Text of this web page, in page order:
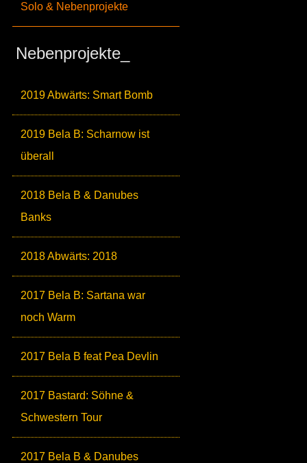
Solo & Nebenprojekte
Nebenprojekte_
2019 Abwärts: Smart Bomb
2019 Bela B: Scharnow ist
überall
2018 Bela B & Danubes
Banks
2018 Abwärts: 2018
2017 Bela B: Sartana war
noch Warm
2017 Bela B feat Pea Devlin
2017 Bastard: Söhne &
Schwestern Tour
2017 Bela B & Danubes